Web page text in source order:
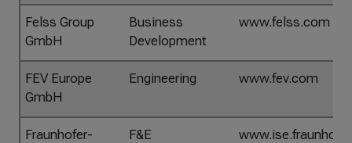
Felss Group
GmbH
Business
Development
www.felss.com
FEV Europe
GmbH
Engineering www.fev.com
Fraunhofer-
F&E